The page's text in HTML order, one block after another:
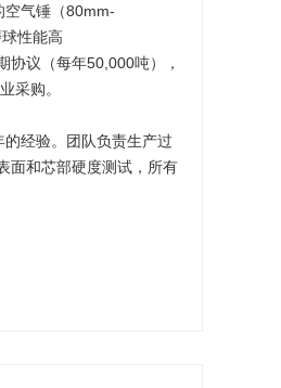
空气锤（80mm-
性能高
协议（每年50,000吨），
采购。
经验。团队负责生产过
面和芯部硬度测试，所有